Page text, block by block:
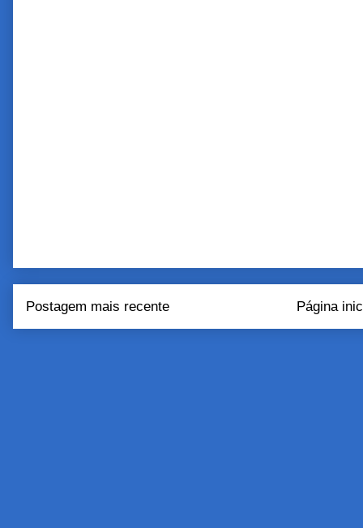
Postagem mais recente Página